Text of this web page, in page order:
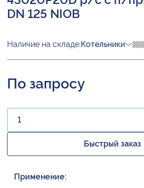
DN 125 NIOB
Наличие на складе:Котельники
По запросу
Быстрый заказ
Применение: